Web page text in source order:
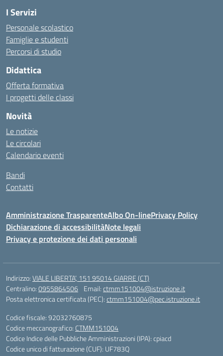
I Servizi
Personale scolastico
Famiglie e studenti
Percorsi di studio
Didattica
Offerta formativa
I progetti delle classi
Novità
Le notizie
Le circolari
Calendario eventi
Bandi
Contatti
Amministrazione TrasparenteAlbo On-linePrivacy Policy
Dichiarazione di accessibilitàNote legali
Privacy e protezione dei dati personali
Indirizzo:VIALE LIBERTA’, 151 95014 GIARRE (CT)
Centralino:0955864506 Email:ctmm151004@istruzione.it
Posta elettronica certificata (PEC):ctmm151004@pec.istruzione.it
Codice fiscale: 92032760875
Codice meccanografico: CTMM151004
Codice Indice delle Pubbliche Amministrazioni (IPA): cpiacd
Codice unico di fatturazione (CUF): UF783Q